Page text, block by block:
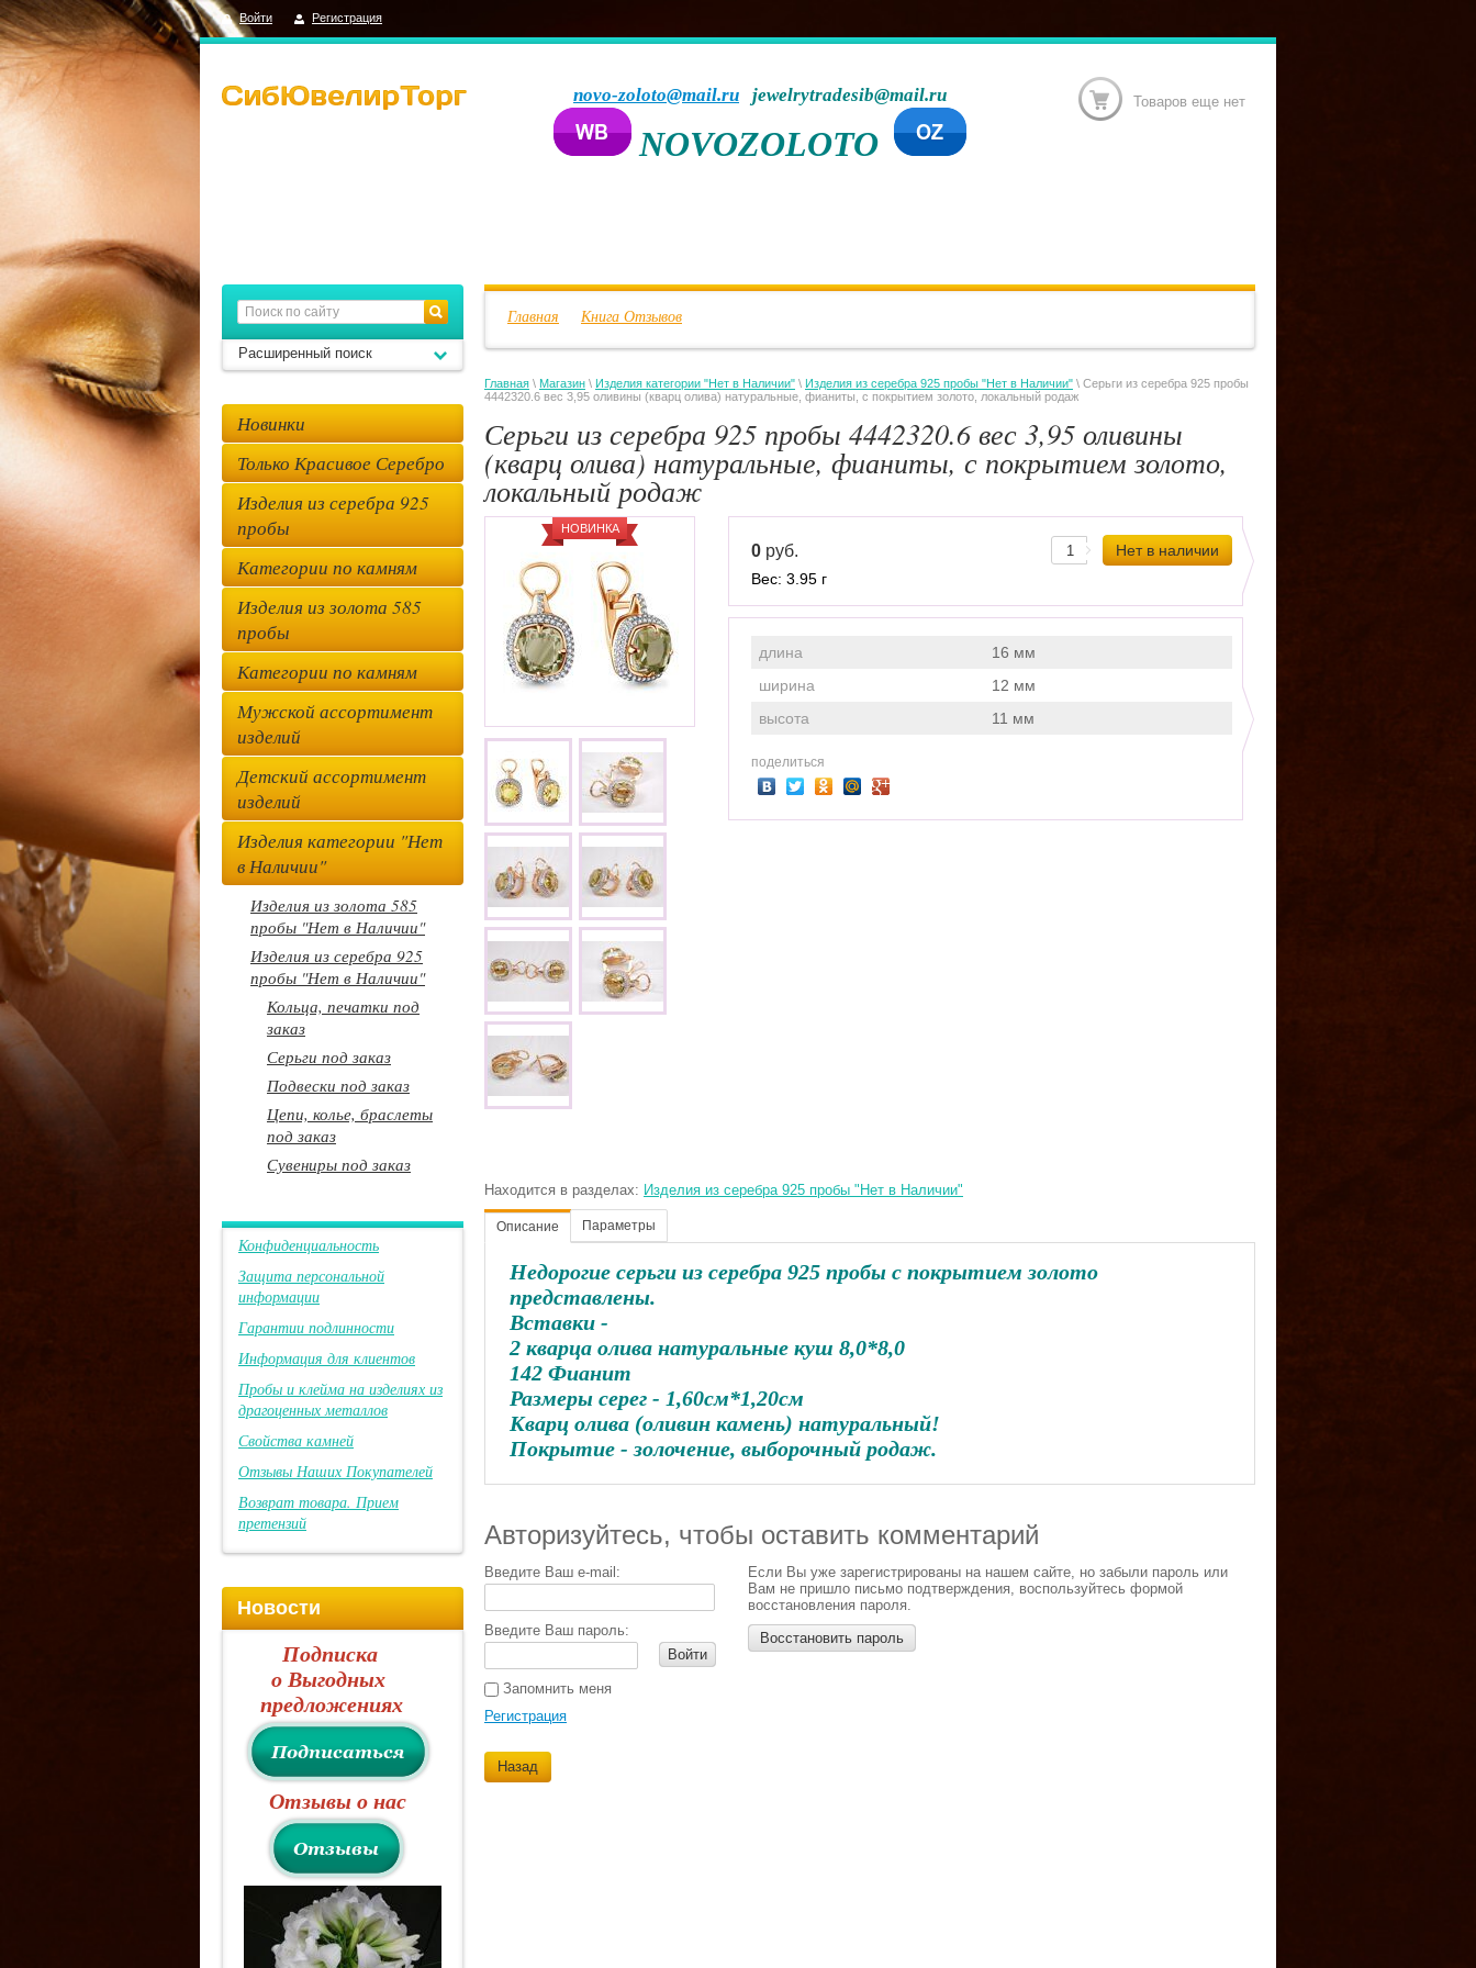
Войти Регистрация
novo-zoloto@mail.ru jewelrytradesib@mail.ru
NOVOZOLOTO
Товаров еще нет
Главная Книга Отзывов
Главная \ Магазин \ Изделия категории "Нет в Наличии" \ Изделия из серебра 925 пробы "Нет в Наличии" \ Серьги из серебра 925 пробы
4442320.6 вес 3,95 оливины (кварц олива) натуральные, фианиты, с покрытием золото, локальный родаж
Серьги из серебра 925 пробы 4442320.6 вес 3,95 оливины
(кварц олива) натуральные, фианиты, с покрытием золото,
локальный родаж
НОВИНКА
0 руб.
Вес: 3.95 г
длина
16 мм
ширина
12 мм
высота
11 мм
поделиться
Находится в разделах: Изделия из серебра 925 пробы "Нет в Наличии"
Описание Параметры
Недорогие серьги из серебра 925 пробы с покрытием золото
представлены.
Вставки -
2 кварца олива натуральные куш 8,0*8,0
142 Фианит
Размеры серег - 1,60см*1,20см
Кварц олива (оливин камень) натуральный!
Покрытие - золочение, выборочный родаж.
Авторизуйтесь, чтобы оставить комментарий
Введите Ваш e-mail:
Введите Ваш пароль:
Войти
Запомнить меня
Регистрация
Если Вы уже зарегистрированы на нашем сайте, но забыли пароль или
Вам не пришло письмо подтверждения, воспользуйтесь формой
восстановления пароля.
Восстановить пароль
Назад
Расширенный поиск
Новинки
Только Красивое Серебро
Изделия из серебра 925
пробы
Категории по камням
Изделия из золота 585
пробы
Категории по камням
Мужской ассортимент
изделий
Детский ассортимент
изделий
Изделия категории "Нет
в Наличии"
Изделия из золота 585
пробы "Нет в Наличии"
Изделия из серебра 925
пробы "Нет в Наличии"
Кольца, печатки под
заказ
Серьги под заказ
Подвески под заказ
Цепи, колье, браслеты
под заказ
Сувениры под заказ
Конфиденциальность
Защита персональной
информации
Гарантии подлинности
Информация для клиентов
Пробы и клейма на изделиях из
драгоценных металлов
Свойства камней
Отзывы Наших Покупателей
Возврат товара. Прием
претензий
Новости
Подписка
о Выгодных
предложениях
Отзывы о нас